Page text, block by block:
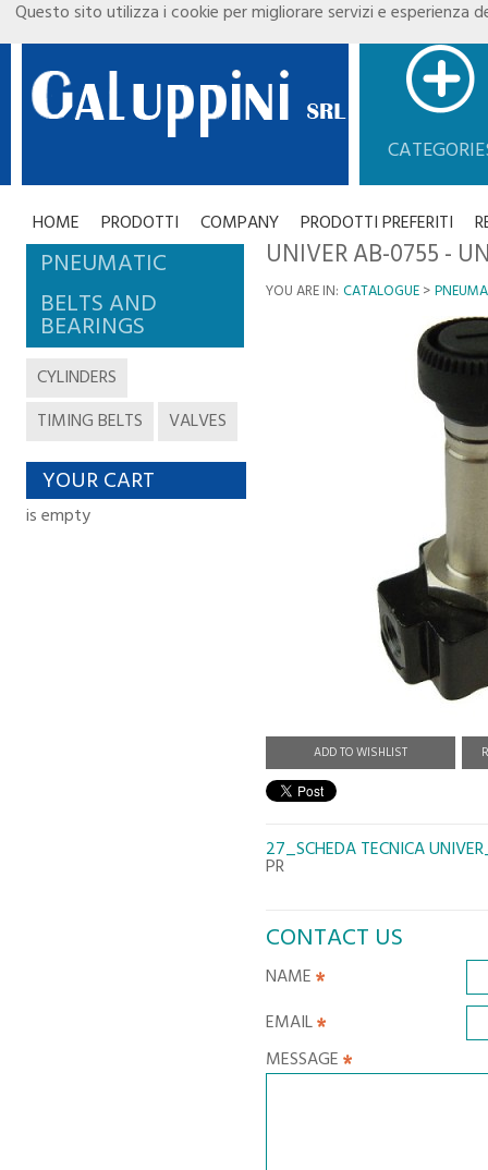
HOME PRODOTTI COMPANY PRODOTTI PREFERITI
PNEUMATIC
BELTS AND
BEARINGS
CYLINDERS
TIMING BELTS
VALVES
YOUR CART
is empty
UNIVER AB-0755 -
YOU ARE IN: CATALOGUE
ADD TO WISHLIST
27_SCHEDA TECNICA
PR
CONTACT US
NAME
EMAIL
MESSAGE
Questo sito utilizza i cookie per migliorare servizi e esperienza